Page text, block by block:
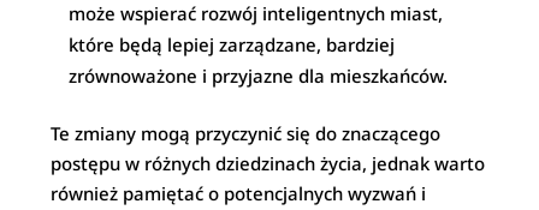
może wspierać rozwój inteligentnych miast,
które będą lepiej zarządzane, bardziej
zrównoważone i przyjazne dla mieszkańców.
Te zmiany mogą przyczynić się do znaczącego
postępu w różnych dziedzinach życia, jednak warto
również pamiętać o potencjalnych wyzwań i